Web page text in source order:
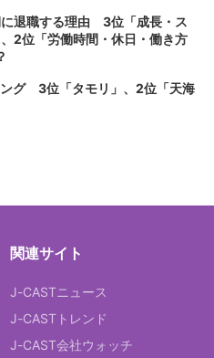
退職する理由 3位「成長・ス
2位「労働時間・休日・働き方
ング 3位「タモリ」、2位「天海
関連サイト
J-CASTニュース
J-CASTトレンド
J-CAST会社ウォッチ